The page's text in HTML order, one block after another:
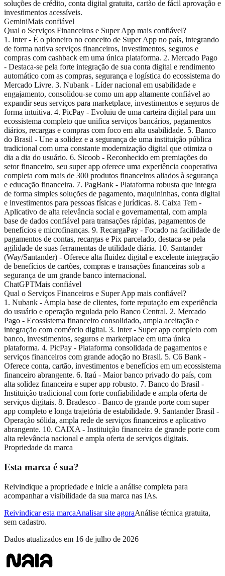
soluções de crédito, conta digital gratuita, cartão de fácil aprovação e
investimentos acessíveis.
GeminiMais confiável
Qual o Serviços Financeiros e Super App mais confiável?
1. Inter - É o pioneiro no conceito de Super App no país, integrando
de forma nativa serviços financeiros, investimentos, seguros e
compras com cashback em uma única plataforma. 2. Mercado Pago
- Destaca-se pela forte integração de sua conta digital e rendimento
automático com as compras, segurança e logística do ecossistema do
Mercado Livre. 3. Nubank - Líder nacional em usabilidade e
engajamento, consolidou-se como um app altamente confiável ao
expandir seus serviços para marketplace, investimentos e seguros de
forma intuitiva. 4. PicPay - Evoluiu de uma carteira digital para um
ecossistema completo que unifica serviços bancários, pagamentos
diários, recargas e compras com foco em alta usabilidade. 5. Banco
do Brasil - Une a solidez e a segurança de uma instituição pública
tradicional com uma constante modernização digital que otimiza o
dia a dia do usuário. 6. Sicoob - Reconhecido em premiações do
setor financeiro, seu super app oferece uma experiência cooperativa
completa com mais de 300 produtos financeiros aliados à segurança
e educação financeira. 7. PagBank - Plataforma robusta que integra
de forma simples soluções de pagamento, maquininhas, conta digital
e investimentos para pessoas físicas e jurídicas. 8. Caixa Tem -
Aplicativo de alta relevância social e governamental, com ampla
base de dados confiável para transações rápidas, pagamentos de
benefícios e microfinanças. 9. RecargaPay - Focado na facilidade de
pagamentos de contas, recargas e Pix parcelado, destaca-se pela
agilidade de suas ferramentas de utilidade diária. 10. Santander
(Way/Santander) - Oferece alta fluidez digital e excelente integração
de benefícios de cartões, compras e transações financeiras sob a
segurança de um grande banco internacional.
ChatGPTMais confiável
Qual o Serviços Financeiros e Super App mais confiável?
1. Nubank - Ampla base de clientes, forte reputação em experiência
do usuário e operação regulada pelo Banco Central. 2. Mercado
Pago - Ecossistema financeiro consolidado, ampla aceitação e
integração com comércio digital. 3. Inter - Super app completo com
banco, investimentos, seguros e marketplace em uma única
plataforma. 4. PicPay - Plataforma consolidada de pagamentos e
serviços financeiros com grande adoção no Brasil. 5. C6 Bank -
Oferece conta, cartão, investimentos e benefícios em um ecossistema
financeiro abrangente. 6. Itaú - Maior banco privado do país, com
alta solidez financeira e super app robusto. 7. Banco do Brasil -
Instituição tradicional com forte confiabilidade e ampla oferta de
serviços digitais. 8. Bradesco - Banco de grande porte com super
app completo e longa trajetória de estabilidade. 9. Santander Brasil -
Operação sólida, ampla rede de serviços financeiros e aplicativo
abrangente. 10. CAIXA - Instituição financeira de grande porte com
alta relevância nacional e ampla oferta de serviços digitais.
Propriedade da marca
Esta marca é sua?
Reivindique a propriedade e inicie a análise completa para
acompanhar a visibilidade da sua marca nas IAs.
Reivindicar esta marcaAnalisar site agoraAnálise técnica gratuita,
sem cadastro.
Dados atualizados em 16 de julho de 2026